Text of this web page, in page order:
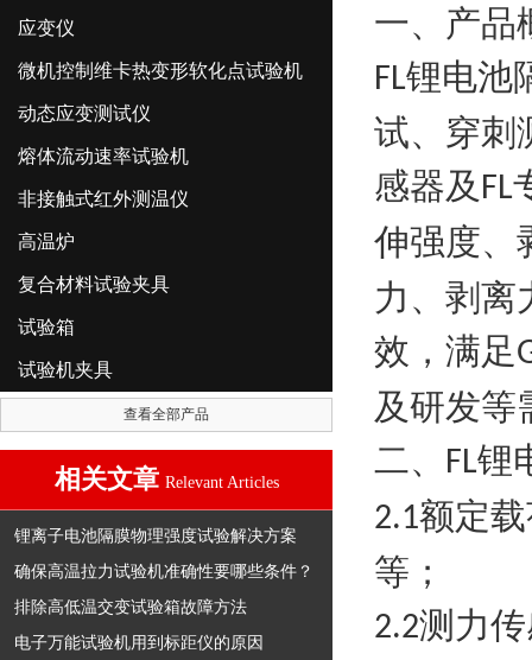
应变仪
微机控制维卡热变形软化点试验机
动态应变测试仪
熔体流动速率试验机
非接触式红外测温仪
高温炉
复合材料试验夹具
试验箱
试验机夹具
查看全部产品
相关文章 Relevant Articles
锂离子电池隔膜物理强度试验解决方案
确保高温拉力试验机准确性要哪些条件？
排除高低温交变试验箱故障方法
电子万能试验机用到标距仪的原因
一、产品
FL锂电池
试、穿刺
感器及 FL
伸强度、
力、剥离
效，满足
及研发等
二、
FL锂
2.1额定
等；
2.2测力